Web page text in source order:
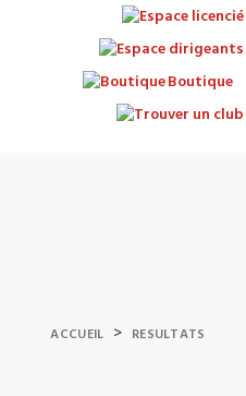
Boutique
ACCUEIL > RESULTATS